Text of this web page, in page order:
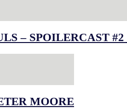
– SPOILERCAST
MOORE